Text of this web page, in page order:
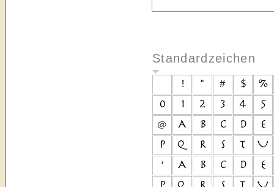
Standardzeichen